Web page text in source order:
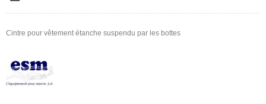
Cintre pour vêtement étanche suspendu par les bottes